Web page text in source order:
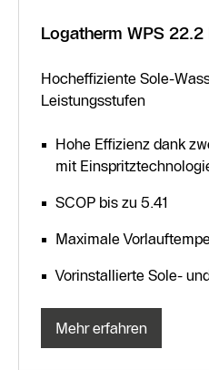
Logatherm WPS
Hocheffiziente Sole-
Leistungsstufen
Hohe Effizienz dank
mit
SCOP bis zu 5.41
Maximale
Vorinstallierte Sole-
Mehr erfahren